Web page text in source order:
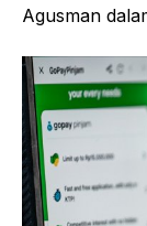
Agusman